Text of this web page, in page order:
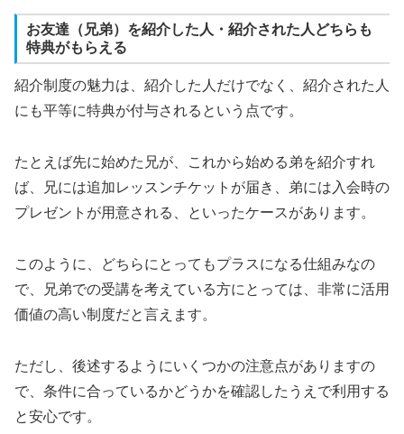
お友達（兄弟）を紹介した人・紹介された人どちらも
特典がもらえる
紹介制度の魅力は、紹介した人だけでなく、紹介された人
にも平等に特典が付与されるという点です。
たとえば先に始めた兄が、これから始める弟を紹介すれ
ば、兄には追加レッスンチケットが届き、弟には入会時の
プレゼントが用意される、といったケースがあります。
このように、どちらにとってもプラスになる仕組みなの
で、兄弟での受講を考えている方にとっては、非常に活用
価値の高い制度だと言えます。
ただし、後述するようにいくつかの注意点がありますの
で、条件に合っているかどうかを確認したうえで利用する
と安心です。